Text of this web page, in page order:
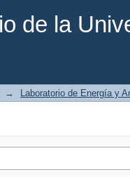
de la
→ Laboratorio de Energía y